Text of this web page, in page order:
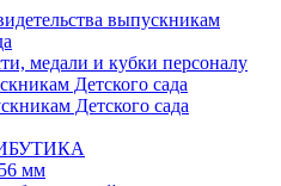
выпускникам
медали и кубки персоналу
Детского сада
Детского сада
мм